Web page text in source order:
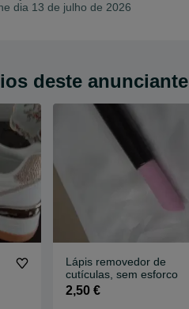
dia 13 de julho de 2026
deste anunciante
Lápis removedor de
cutículas, sem esforco
2,50 €